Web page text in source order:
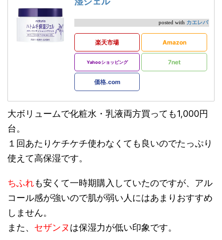
posted with カエレバ
楽天市場 Amazon
Yahooショッピング 7net
価格.com
大ボリュームで化粧水・乳液両方買っても1,000円
台。
１回あたりケチケチ使わなくても良いのでたっぷり
使えて高保湿です。
ちふれも安くて一時期購入していたのですが、アル
コール感が強いので肌が弱い人にはあまりおすすめ
しません。
また、 セザンヌは保湿力が低い印象です。